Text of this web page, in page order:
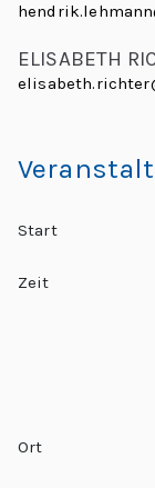
ELISABETH
Start
Zeit
Ort